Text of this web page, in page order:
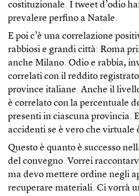
costituzionale. I tweet d’odio
prevalere perfino a Natale.
E poi c’è una correlazione
rabbiosi e grandi città: Roma
anche Milano. Odio e rabbia,
correlati con il reddito
province italiane. Anche il
è correlato con la percentuale
presenti in ciascuna provincia.
accidenti se è vero che virtuale
Questo è quanto è successo
del convegno. Vorrei
ma devo mettere ordine negli
recuperare materiali. Ci vorrà